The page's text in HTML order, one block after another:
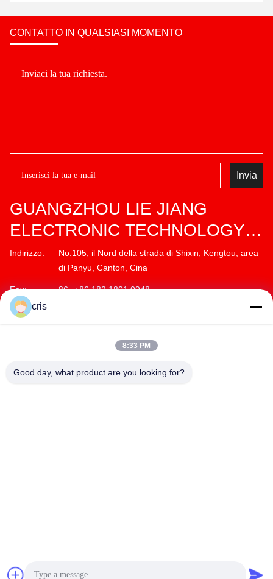
CONTATTO IN QUALSIASI MOMENTO
Invia
GUANGZHOU LIE JIANG
ELECTRONIC TECHNOLOGY
CO., LTD.
Indirizzo:
No.105, il Nord della strada di Shixin, Kengtou, area
di Panyu, Canton, Cina
Fax: 86--+86 182 1801 0948
Telefono:
Cina Buona qualità Schermo touch screen Fornitore. 2019-2026 Guangzhou
cris
8:33 PM
Good day, what product are you looking for?